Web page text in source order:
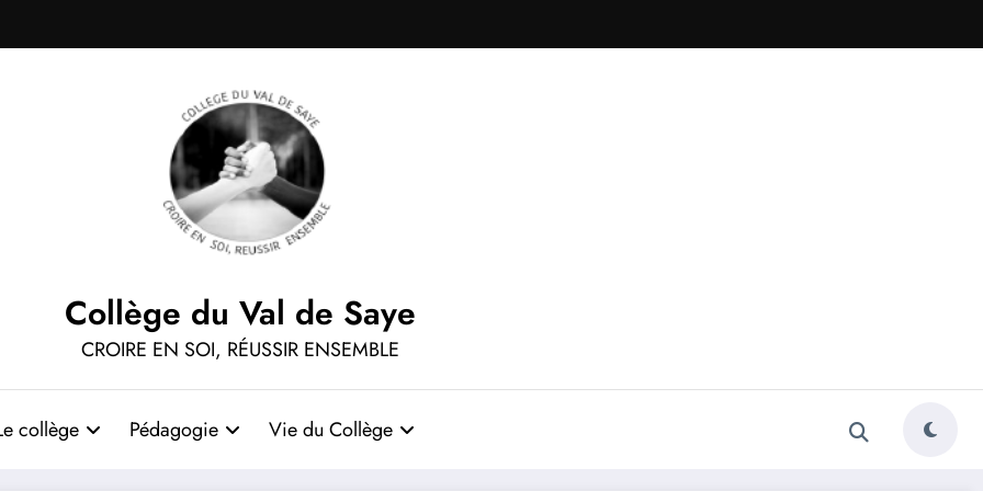
Collège du Val de Saye
CROIRE EN SOI, RÉUSSIR ENSEMBLE
collège Pédagogie Vie du Collège